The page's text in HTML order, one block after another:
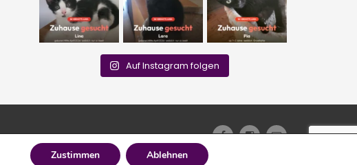
Auf Instagram folgen
Zustimmen Ablehnen